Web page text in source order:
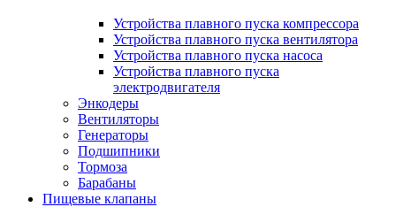
Устройства плавного пуска компрессора
Устройства плавного пуска вентилятора
Устройства плавного пуска насоса
Устройства плавного пуска
электродвигателя
Энкодеры
Вентиляторы
Генераторы
Подшипники
Тормоза
Барабаны
Пищевые клапаны